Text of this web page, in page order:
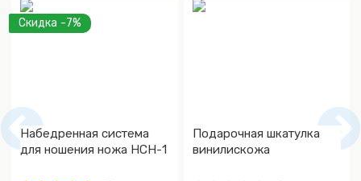
Скидка -7%
Набедренная система
для ношения ножа НСН-1
Подарочная шкатулка
винилискожа